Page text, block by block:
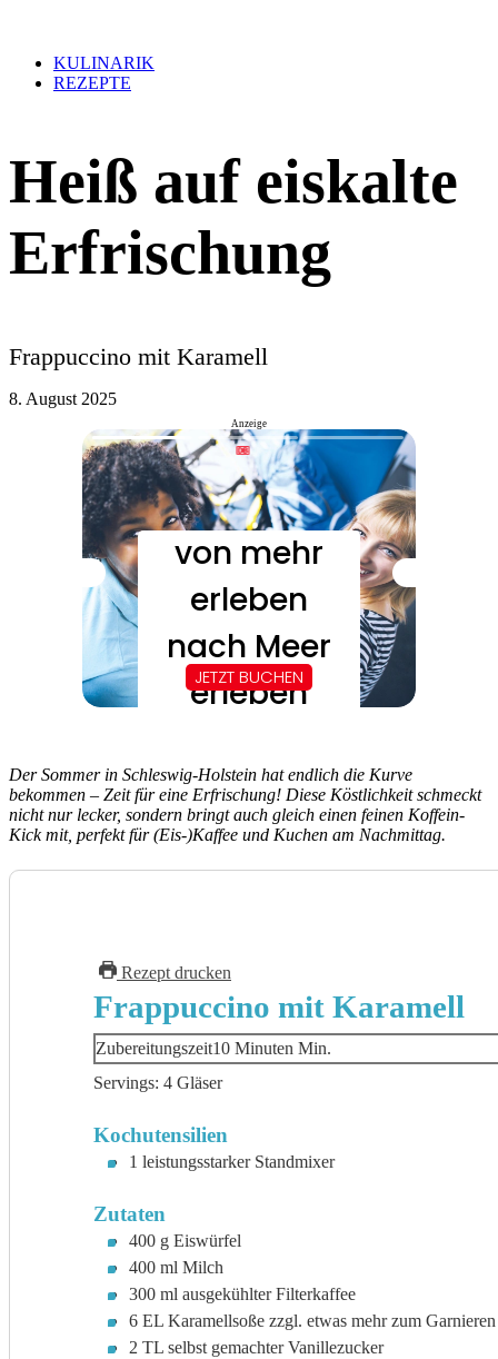
KULINARIK
REZEPTE
Heiß auf eiskalte
Erfrischung
Frappuccino mit Karamell
8. August 2025
Anzeige
Der Sommer in Schleswig-Holstein hat endlich die Kurve
bekommen – Zeit für eine Erfrischung! Diese Köstlichkeit schmeckt
nicht nur lecker, sondern bringt auch gleich einen feinen Koffein-
Kick mit, perfekt für (Eis-)Kaffee und Kuchen am Nachmittag.
Rezept drucken
Frappuccino mit Karamell
Zubereitungszeit10 Minuten Min.
Servings: 4 Gläser
Kochutensilien
1 leistungsstarker Standmixer
Zutaten
400 g Eiswürfel
400 ml Milch
300 ml ausgekühlter Filterkaffee
6 EL Karamellsoße zzgl. etwas mehr zum Garnieren
2 TL selbst gemachter Vanillezucker